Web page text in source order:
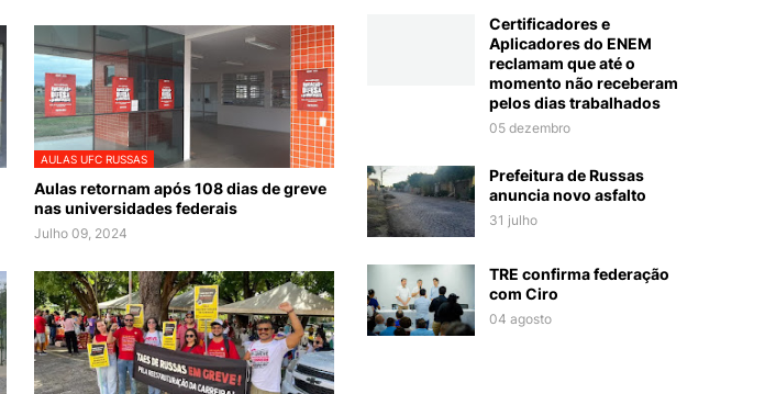
AULAS UFC RUSSAS
Aulas retornam após 108 dias de greve
nas universidades federais
Julho 09, 2024
Certificadores e
Aplicadores do ENEM
reclamam que até o
momento não receberam
pelos dias trabalhados
05 dezembro
Prefeitura de Russas
anuncia novo asfalto
31 julho
TRE confirma federação
com Ciro
04 agosto